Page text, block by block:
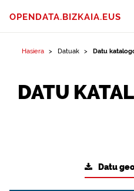
OPENDATA.BIZKAIA.EUS
Hasiera Datuak Datu
DATU
Datu